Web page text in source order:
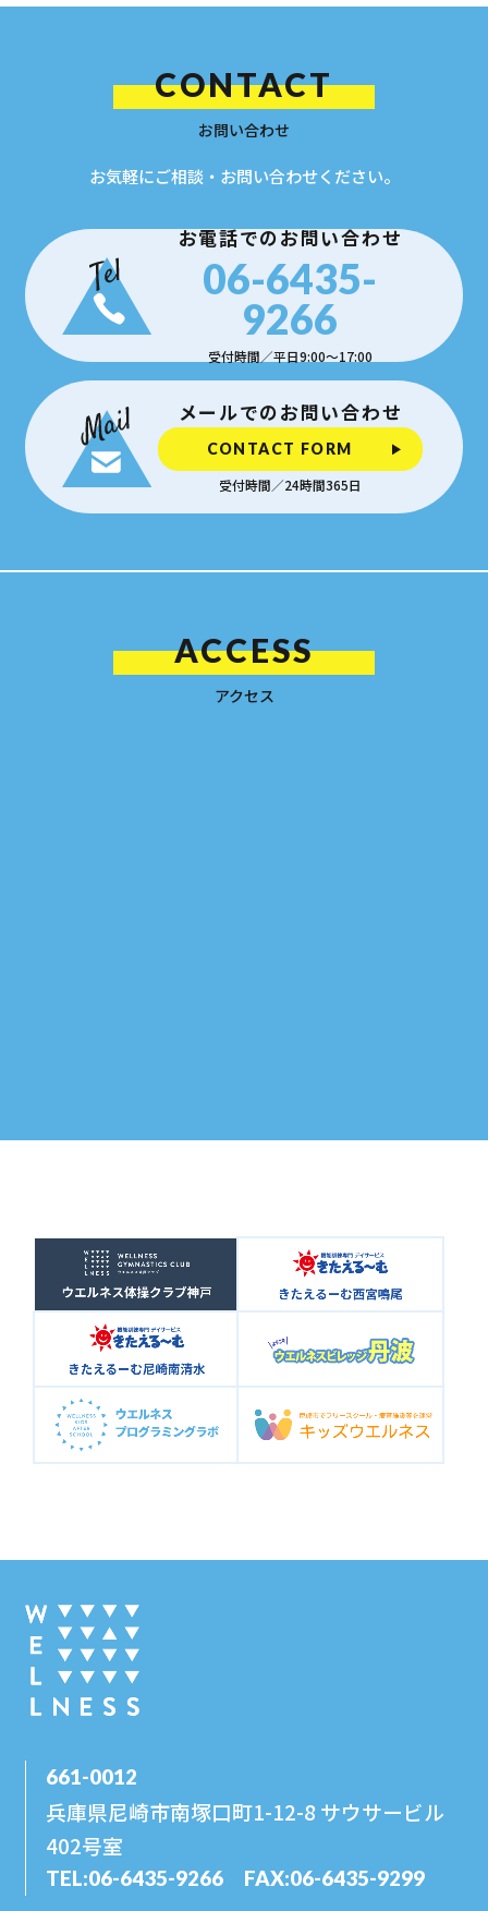
CONTACT
お問い合わせ
お気軽にご相談・お問い合わせください。
お電話でのお問い合わせ
06-6435-
9266
受付時間／平日9:00〜17:00
メールでのお問い合わせ
CONTACT FORM
受付時間／24時間365日
ACCESS
アクセス
661-0012
兵庫県尼崎市南塚口町1-12-8 サウサービル
402号室
TEL:06-6435-9266 FAX:06-6435-9299